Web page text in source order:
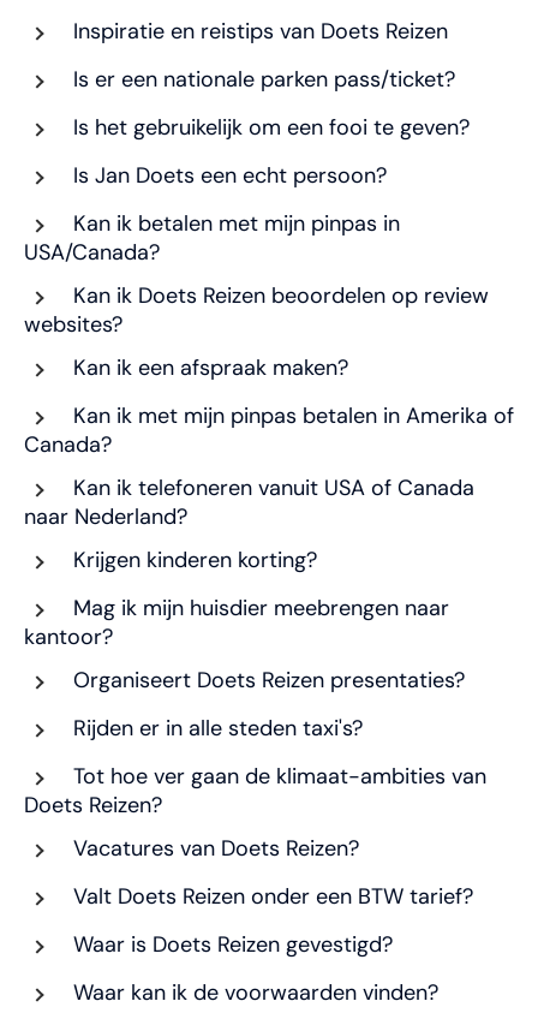
Inspiratie en reistips van Doets Reizen
Is er een nationale parken pass/ticket?
Is het gebruikelijk om een fooi te geven?
Is Jan Doets een echt persoon?
Kan ik betalen met mijn pinpas in
USA/Canada?
Kan ik Doets Reizen beoordelen op review
websites?
Kan ik een afspraak maken?
Kan ik met mijn pinpas betalen in Amerika of
Canada?
Kan ik telefoneren vanuit USA of Canada
naar Nederland?
Krijgen kinderen korting?
Mag ik mijn huisdier meebrengen naar
kantoor?
Organiseert Doets Reizen presentaties?
Rijden er in alle steden taxi's?
Tot hoe ver gaan de klimaat-ambities van
Doets Reizen?
Vacatures van Doets Reizen?
Valt Doets Reizen onder een BTW tarief?
Waar is Doets Reizen gevestigd?
Waar kan ik de voorwaarden vinden?